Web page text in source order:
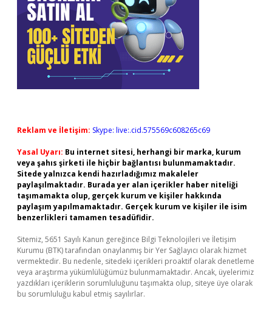
Reklam ve İletişim: Skype: live:.cid.575569c608265c69
Yasal Uyarı: Bu internet sitesi, herhangi bir marka, kurum
veya şahıs şirketi ile hiçbir bağlantısı bulunmamaktadır.
Sitede yalnızca kendi hazırladığımız makaleler
paylaşılmaktadır. Burada yer alan içerikler haber niteliği
taşımamakta olup, gerçek kurum ve kişiler hakkında
paylaşım yapılmamaktadır. Gerçek kurum ve kişiler ile isim
benzerlikleri tamamen tesadüfidir.
Sitemiz, 5651 Sayılı Kanun gereğince Bilgi Teknolojileri ve İletişim
Kurumu (BTK) tarafından onaylanmış bir Yer Sağlayıcı olarak hizmet
vermektedir. Bu nedenle, sitedeki içerikleri proaktif olarak denetleme
veya araştırma yükümlülüğümüz bulunmamaktadır. Ancak, üyelerimiz
yazdıkları içeriklerin sorumluluğunu taşımakta olup, siteye üye olarak
bu sorumluluğu kabul etmiş sayılırlar.